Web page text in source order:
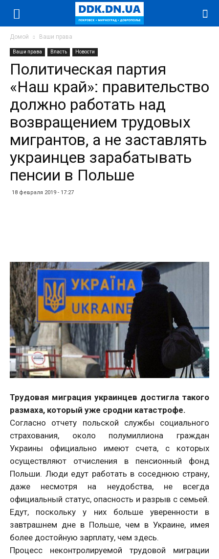
Домой Ваши права
Ваши права Власть Новости
Политическая партия
«Наш край»: правительство
должно работать над
возвращением трудовых
мигрантов, а не заставлять
украинцев зарабатывать
пенсии в Польше
18 февраля 2019 - 17:27
Трудовая миграция украинцев достигла такого
размаха, который уже сродни катастрофе.
Согласно отчету польской службы социального
страхования, около полумиллиона граждан
Украины официально имеют счета, с которых
осуществляют отчисления в пенсионный фонд
Польши. Люди едут работать в соседнюю страну,
даже несмотря на неудобства, не всегда
официальный статус, опасность и разрыв с семьей.
Едут, поскольку у них больше уверенности в
завтрашнем дне в Польше, чем в Украине, имея
более достойную зарплату, чем здесь.
Процесс неконтролируемой трудовой миграции